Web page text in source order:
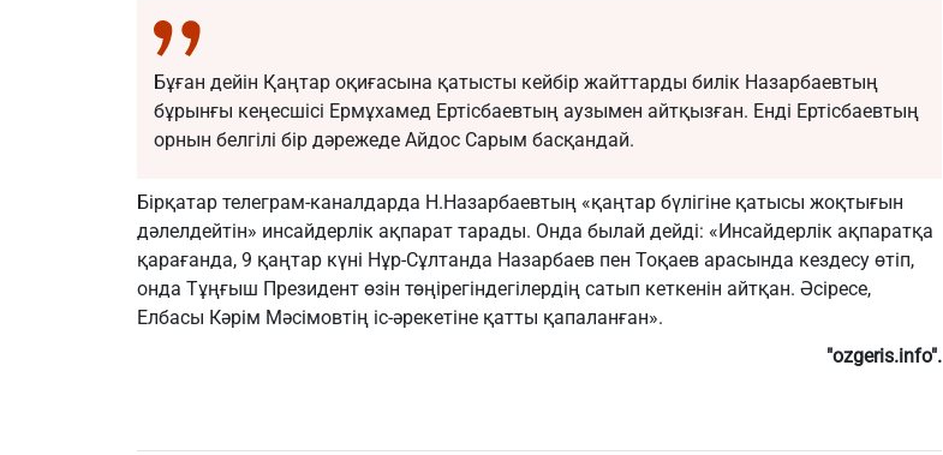
Бұған дейін Қаңтар оқиғасына қатысты кейбір жайттарды билік Назарбаевтың
бұрынғы кеңесшісі Ермұхамед Ертісбаевтың аузымен айтқызған. Енді Ертісбаевтың
орнын белгілі бір дәрежеде Айдос Сарым басқандай.
Бірқатар телеграм-каналдарда Н.Назарбаевтың «қаңтар бүлігіне қатысы жоқтығын
дәлелдейтін» инсайдерлік ақпарат тарады. Онда былай дейді: «Инсайдерлік ақпаратқа
қарағанда, 9 қаңтар күні Нұр-Сұлтанда Назарбаев пен Тоқаев арасында кездесу өтіп,
онда Тұңғыш Президент өзін төңірегіндегілердің сатып кеткенін айтқан. Әсіресе,
Елбасы Кәрім Мәсімовтің іс-әрекетіне қатты қапаланған».
"ozgeris.info".